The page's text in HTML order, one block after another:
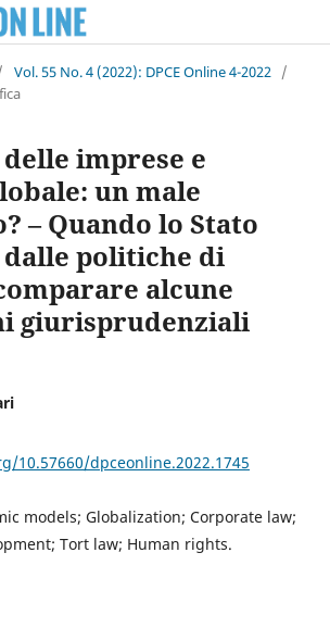
Vol. 55 No. 4 (2022): DPCE Online 4-2022 /
imprese e
un male
– Quando lo Stato
politiche di
alcune
giurisprudenziali
10.57660/dpceonline.2022.1745
models; Globalization; Corporate law;
Tort law; Human rights.